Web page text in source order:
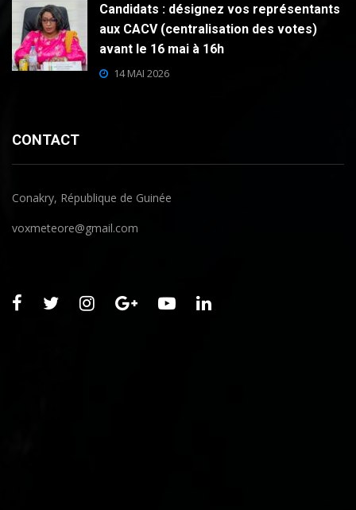
Candidats : désignez vos représentants
aux CACV (centralisation des votes)
avant le 16 mai à 16h
14 MAI 2026
CONTACT
Conakry, République de Guinée
voxmeteore@gmail.com